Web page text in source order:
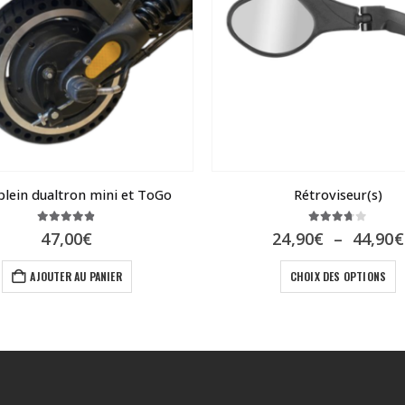
dualtron mini et ToGo
47,00€
AJOUTER AU PANIER
Rétroviseur(s)
24,90€ – 44,90€
CHOIX DES OPTIONS
Ce produit a